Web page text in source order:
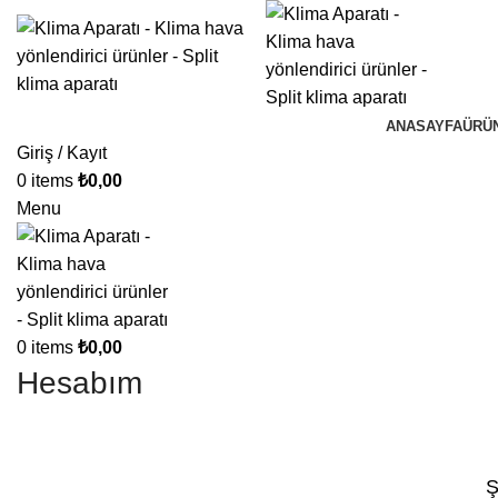
ANASAYFA
Giriş / Kayıt
0 items ₺0,00
Menu
0 items ₺0,00
Hesabım